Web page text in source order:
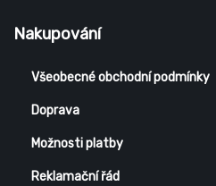
Nakupování
Všeobecné obchodní podmínky
Doprava
Možnosti platby
Reklamační řád